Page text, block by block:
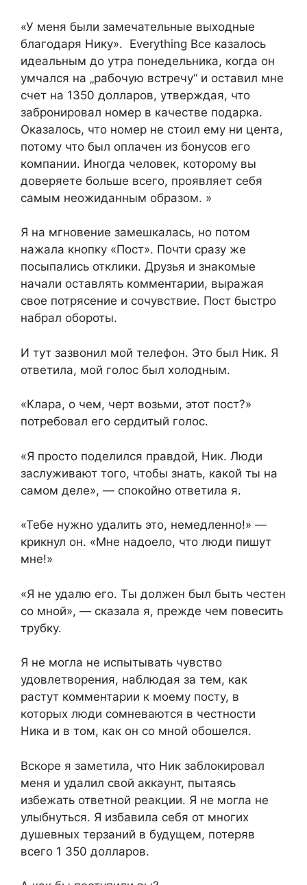
«У меня были замечательные выходные
благодаря Нику». ️ ️Everything Все казалось
идеальным до утра понедельника, когда он
умчался на „рабочую встречу“ и оставил мне
счет на 1350 долларов, утверждая, что
забронировал номер в качестве подарка.
Оказалось, что номер не стоил ему ни цента,
потому что был оплачен из бонусов его
компании. Иногда человек, которому вы
доверяете больше всего, проявляет себя
самым неожиданным образом. »
Я на мгновение замешкалась, но потом
нажала кнопку «Пост». Почти сразу же
посыпались отклики. Друзья и знакомые
начали оставлять комментарии, выражая
свое потрясение и сочувствие. Пост быстро
набрал обороты.
И тут зазвонил мой телефон. Это был Ник. Я
ответила, мой голос был холодным.
«Клара, о чем, черт возьми, этот пост?»
потребовал его сердитый голос.
«Я просто поделился правдой, Ник. Люди
заслуживают того, чтобы знать, какой ты на
самом деле», — спокойно ответила я.
«Тебе нужно удалить это, немедленно!» —
крикнул он. «Мне надоело, что люди пишут
мне!»
«Я не удалю его. Ты должен был быть честен
со мной», — сказала я, прежде чем повесить
трубку.
Я не могла не испытывать чувство
удовлетворения, наблюдая за тем, как
растут комментарии к моему посту, в
которых люди сомневаются в честности
Ника и в том, как он со мной обошелся.
Вскоре я заметила, что Ник заблокировал
меня и удалил свой аккаунт, пытаясь
избежать ответной реакции. Я не могла не
улыбнуться. Я избавила себя от многих
душевных терзаний в будущем, потеряв
всего 1 350 долларов.